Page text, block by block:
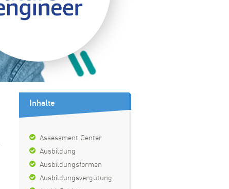
Inhalte
Assessment Center
Ausbildung
Ausbildungsformen
Ausbildungsvergütung